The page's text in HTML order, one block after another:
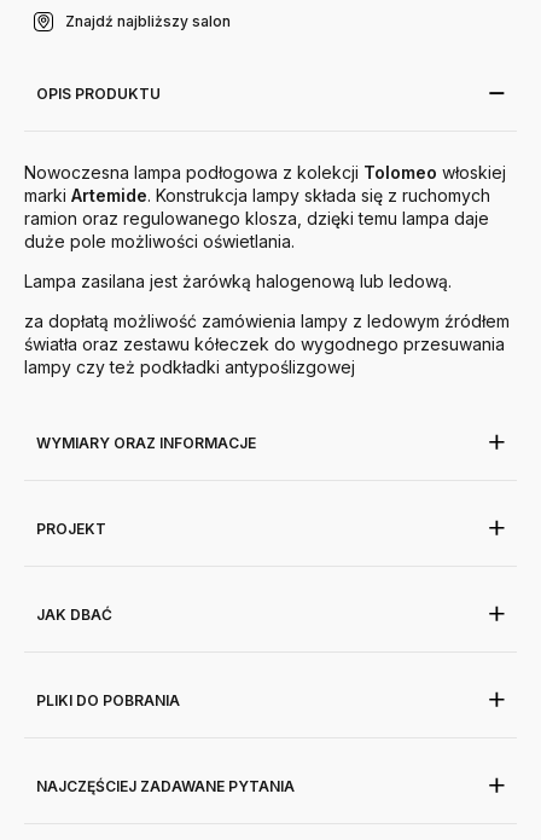
Znajdź najbliższy salon
OPIS PRODUKTU
Nowoczesna lampa podłogowa z kolekcji Tolomeo włoskiej
marki Artemide. Konstrukcja lampy składa się z ruchomych
ramion oraz regulowanego klosza, dzięki temu lampa daje
duże pole możliwości oświetlania.
Lampa zasilana jest żarówką halogenową lub ledową.
za dopłatą możliwość zamówienia lampy z ledowym źródłem
światła oraz zestawu kółeczek do wygodnego przesuwania
lampy czy też podkładki antypoślizgowej
WYMIARY ORAZ INFORMACJE
PROJEKT
JAK DBAĆ
PLIKI DO POBRANIA
NAJCZĘŚCIEJ ZADAWANE PYTANIA